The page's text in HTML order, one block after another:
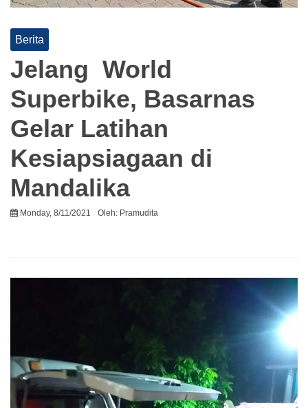
Berita
Jelang World
Superbike, Basarnas
Gelar Latihan
Kesiapsiagaan di
Mandalika
Monday, 8/11/2021 Oleh: Pramudita